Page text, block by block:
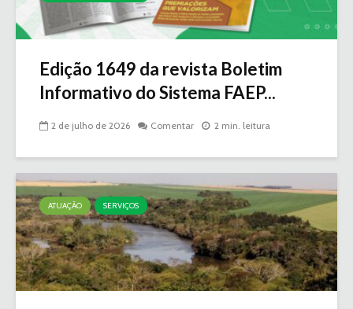
Edição 1649 da revista Boletim
Informativo do Sistema FAEP...
2 de julho de 2026 Comentar 2 min. leitura
ATUAÇÃO SERVIÇOS